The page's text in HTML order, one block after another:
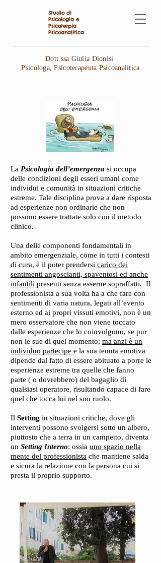
Dott.ssa Giulia Dionisi
Psicologa, Psicoterapeuta Psicoanalitica
Studio di
Psicologia e
Psicoterpia
Psicoanalitica
La Psicologia dell’emergenza si occupa
delle condizioni degli esseri umani come
individui e comunità in situazioni critiche
estreme. Tale disciplina prova a dare risposta
ad esperienze non ordinarie che non
possono essere trattate solo con il metodo
clinico.
Una delle componenti fondamentali in
ambito emergenziale, come in tutti i contesti
di cura, è il poter prendersi carico dei
sentimenti angoscianti, spaventosi ed anche
infantili presenti senza esserne sopraffatti. Il
professionista a sua volta ha a che fare con
sentimenti di varia natura, legati all’evento
esterno ed ai propri vissuti emotivi, non è un
mero osservatore che non viene toccato
dalle esperienze che lo coinvolgono, se pur
non le sue di quel momento; ma anzi è un
individuo partecipe e la sua tenuta emotiva
dipende dal fatto di essere abituato a porre le
esperienze estreme tra quelle che fanno
parte ( o dovrebbero) del bagaglio di
qualsiasi operatore, risultando capace di fare
quel che tocca lui nel suo ruolo.
Il Setting in situazioni critiche, dove gli
interventi possono svolgersi sotto un albero,
piuttosto che a terra in un campetto, diventa
un Setting Interno: ossia uno spazio nella
mente del professionista che mantiene salda
e sicura la relazione con la persona cui si
presta il proprio supporto.